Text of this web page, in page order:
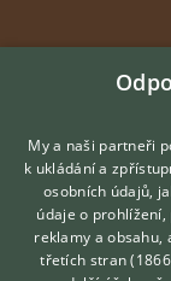
My a naši partneři
k ukládání a
osobních údajů,
údaje o
reklamy a obsahu,
třetích stran